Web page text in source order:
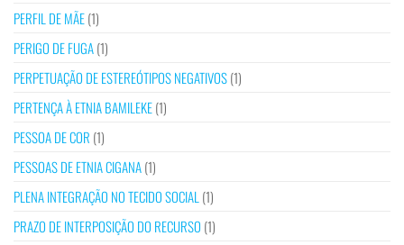
PERFIL DE MÃE(1)
PERIGO DE FUGA(1)
PERPETUAÇÃO DE ESTEREÓTIPOS NEGATIVOS(1)
PERTENÇA À ETNIA BAMILEKE(1)
PESSOA DE COR (1)
PESSOAS DE ETNIA CIGANA(1)
PLENA INTEGRAÇÃO NO TECIDO SOCIAL (1)
PRAZO DE INTERPOSIÇÃO DO RECURSO (1)